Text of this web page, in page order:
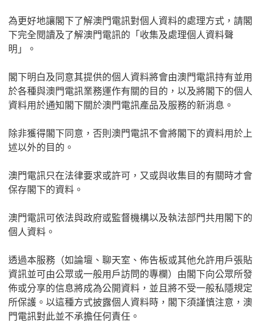
為更好地讓閣下了解澳門電訊對個人資料的處理方式，請閣
下完全閱讀及了解澳門電訊的「收集及處理個人資料聲
明」。
閣下明白及同意其提供的個人資料將會由澳門電訊持有並用
於各種與澳門電訊業務運作有關的目的，以及將閣下的個人
資料用於通知閣下關於澳門電訊產品及服務的新消息。
除非獲得閣下同意，否則澳門電訊不會將閣下的資料用於上
述以外的目的。
澳門電訊只在法律要求或許可，又或與收集目的有關時才會
保存閣下的資料。
澳門電訊可依法與政府或監督機構以及執法部門共用閣下的
個人資料。
透過本服務（如論壇、聊天室、佈告板或其他允許用戶張貼
資訊並可由公眾或一般用戶訪問的專欄）由閣下向公眾所發
佈或分享的信息將成為公開資料，並且將不受一般私隱規定
所保護。以這種方式披露個人資料時，閣下須謹慎注意，澳
門電訊對此並不承擔任何責任。